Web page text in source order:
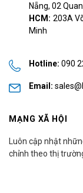
Nẵng, 02
HCM: 203A
Minh
Hotline: 090
Email:
MẠNG XÃ HỘI
Luôn cập nhật
chỉnh theo thị